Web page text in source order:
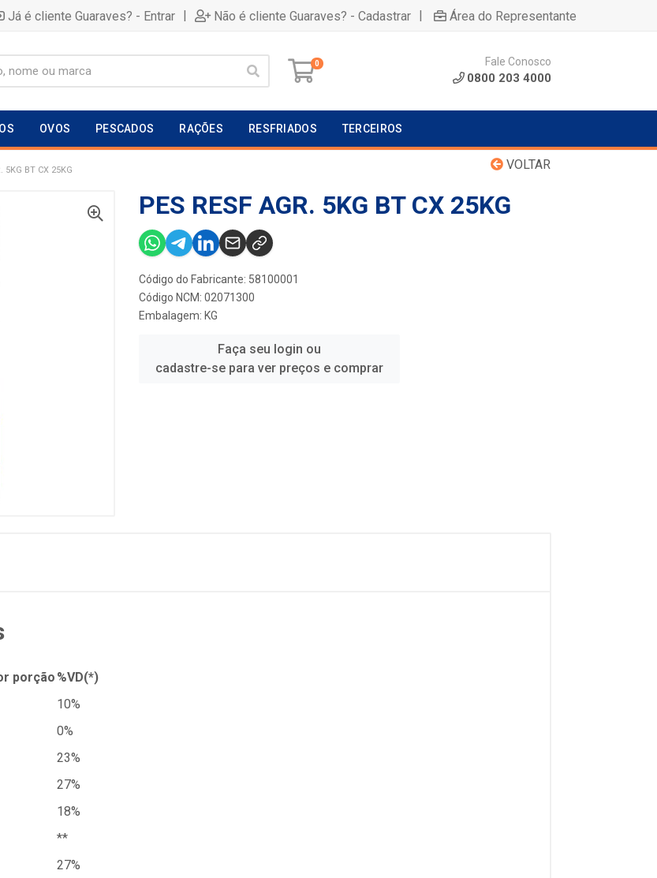
Já é cliente Guaraves? - Entrar | Não é cliente Guaraves? - Cadastrar | Área do Representante
0 Fale Conosco
0800 203 4000
OVOS PESCADOS RAÇÕES RESFRIADOS TERCEIROS
VOLTAR
5KG BT CX 25KG
PES RESF AGR. 5KG BT CX 25KG
Código do Fabricante: 58100001
Código NCM: 02071300
Embalagem: KG
Faça seu login ou
cadastre-se para ver preços e comprar
porção %VD(*)
10%
0%
23%
27%
18%
**
27%